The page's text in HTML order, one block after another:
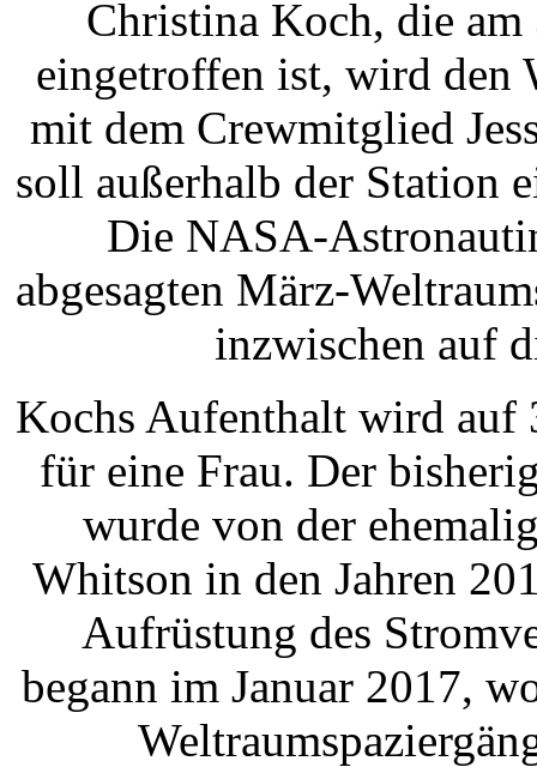
Christina Koch, die am
eingetroffen ist, wird den
mit dem Crewmitglied
soll außerhalb der Station
Die NASA-
abgesagten März-
inzwischen auf
Kochs Aufenthalt wird auf
für eine Frau. Der
wurde von der
Whitson in den Jahren
Aufrüstung des
begann im Januar 2017,